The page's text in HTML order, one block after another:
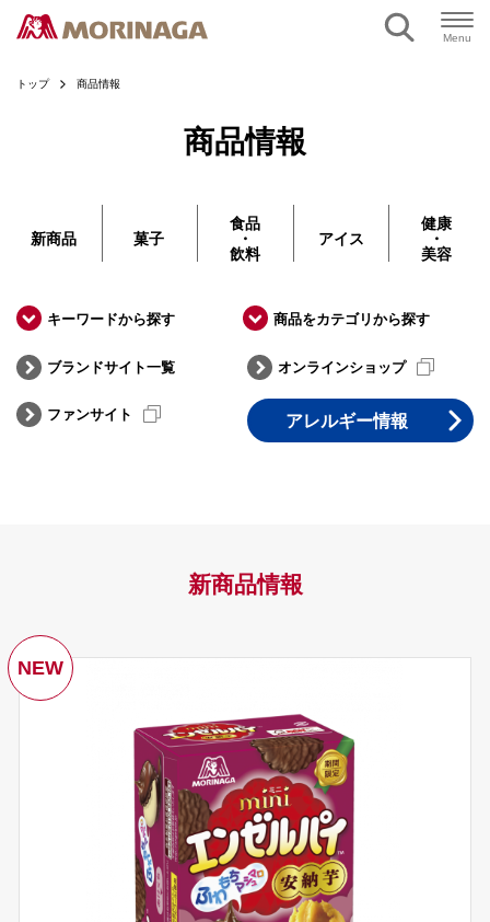
Menu
トップ 商品情報
商品情報
新商品 菓子
食品
・
飲料
アイス
健康
・
美容
キーワードから探す 商品をカテゴリから探す
ブランドサイト一覧 オンラインショップ
ファンサイト アレルギー情報
新商品情報
NEW